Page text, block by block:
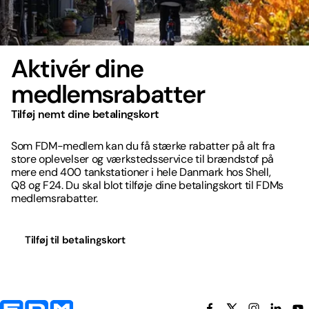
Aktivér dine
medlemsrabatter
Tilføj nemt dine betalingskort
Som FDM-medlem kan du få stærke rabatter på alt fra
store oplevelser og værkstedsservice til brændstof på
mere end 400 tankstationer i hele Danmark hos Shell,
Q8 og F24. Du skal blot tilføje dine betalingskort til FDMs
medlemsrabatter.
Tilføj til betalingskort
Yderligere information og kontaktoplysninger